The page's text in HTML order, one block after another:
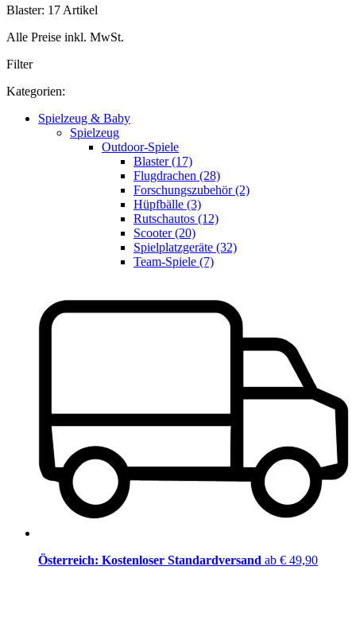
Blaster: 17 Artikel
Alle Preise inkl. MwSt.
Filter
Kategorien:
Spielzeug & Baby
Spielzeug
Outdoor-Spiele
Blaster (17)
Flugdrachen (28)
Forschungszubehör (2)
Hüpfbälle (3)
Rutschautos (12)
Scooter (20)
Spielplatzgeräte (32)
Team-Spiele (7)
Österreich: Kostenloser Standardversand ab € 49,90